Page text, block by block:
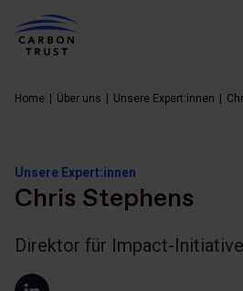
Home Über uns Unsere Expert:innen
Unsere Expert:innen
Chris Stephens
Direktor für Impact-